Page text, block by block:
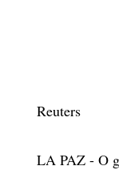
Reuters
LA PAZ - O